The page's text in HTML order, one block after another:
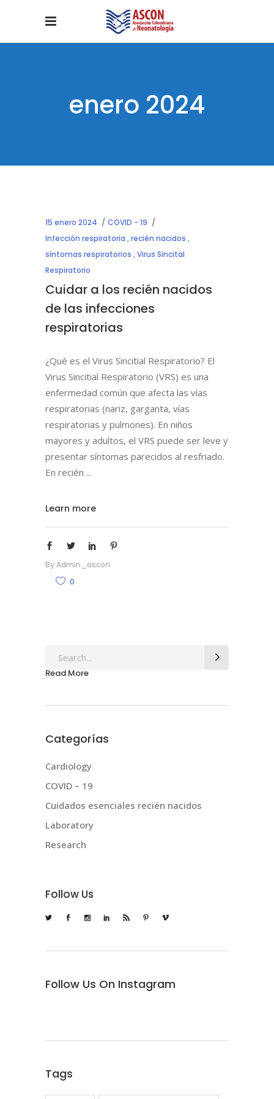
enero 2024
15 enero 2024
COVID - 19
Infección respiratoria ,recién nacidos ,
síntomas respiratorios ,Virus Sincital
Respiratorio
Cuidar a los recién nacidos
de las infecciones
respiratorias
¿Qué es el Virus Sincitial Respiratorio? El
Virus Sincitial Respiratorio (VRS) es una
enfermedad común que afecta las vías
respiratorias (nariz, garganta, vías
respiratorias y pulmones). En niños
mayores y adultos, el VRS puede ser leve y
presentar síntomas parecidos al resfriado.
En recién
Learn more
ByAdmin_ascon
0
Search
for:
Read More
Categorías
Cardiology
COVID – 19
Cuidados esenciales recién nacidos
Laboratory
Research
Follow Us
Follow Us On Instagram
Tags